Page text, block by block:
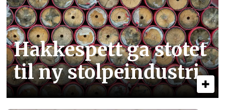
Hakkespett ga støtet
til ny stolpe­industri